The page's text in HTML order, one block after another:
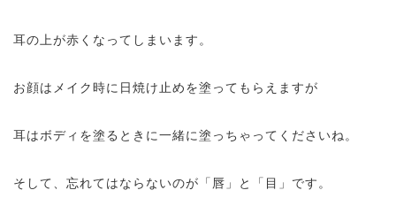
耳の上が赤くなってしまいます。
お顔はメイク時に日焼け止めを塗ってもらえますが
耳はボディを塗るときに一緒に塗っちゃってくださいね。
そして、忘れてはならないのが「唇」と「目」です。